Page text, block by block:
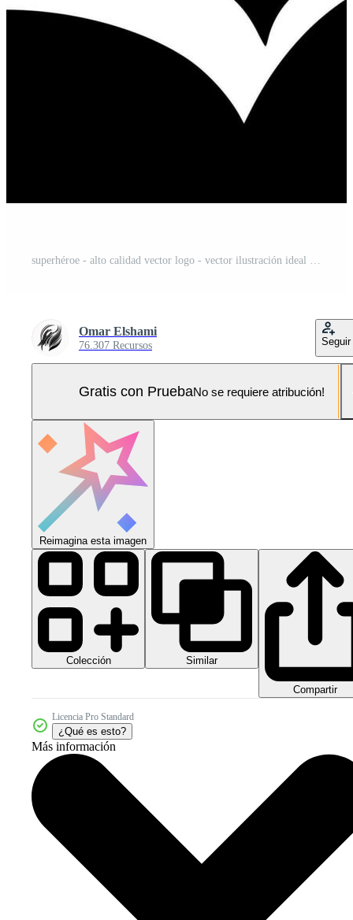
superhéroe - alto calidad vector logo - vector ilustración ideal para camiseta gráfico Pro Vector y Pro SVG
Omar Elshami
76.307 Recursos Seguir
Gratis con PruebaNo se requiere atribución!
Reimagina esta imagen
Colección Similar
Compartir
Licencia Pro Standard
¿Qué es esto?
Más información